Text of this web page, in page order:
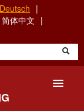
Deutsch
简体中文